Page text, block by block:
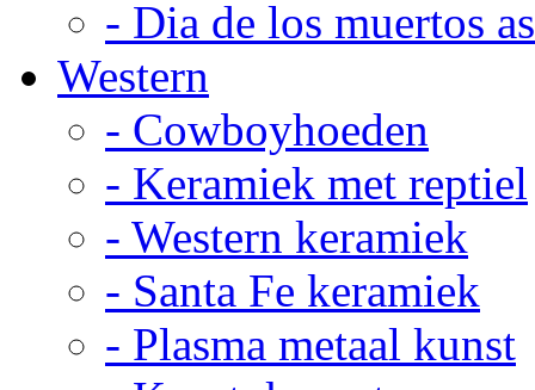
- Dia de los muertos
Western
- Cowboyhoeden
- Keramiek met reptiel
- Western keramiek
- Santa Fe keramiek
- Plasma metaal kunst